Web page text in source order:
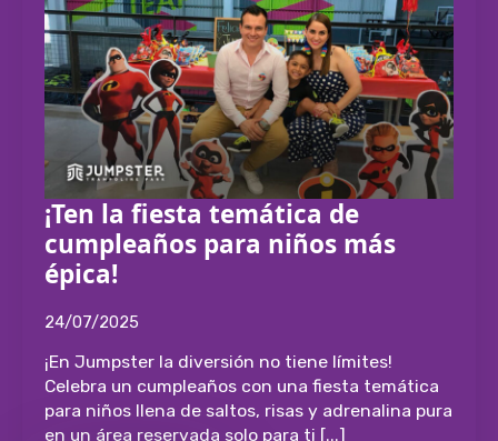
¡Ten la fiesta temática de
cumpleaños para niños más
épica!
24/07/2025
¡En Jumpster la diversión no tiene límites!
Celebra un cumpleaños con una fiesta temática
para niños llena de saltos, risas y adrenalina pura
en un área reservada solo para ti [...]